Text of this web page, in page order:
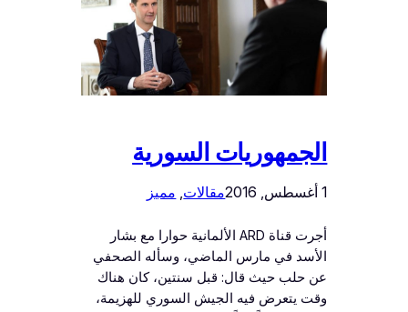
الجمهوريات السورية
1 أغسطس, 2016 مقالات مميز
أجرت قناة ARD الألمانية حوارا مع بشار
الأسد في مارس الماضي، وسأله الصحفي
عن حلب حيث قال: قبل سنتين، كان هناك
وقت يتعرض فيه الجيش السوري للهزيمة،